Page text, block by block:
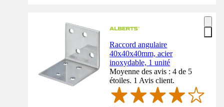
Raccord angulaire
40x40x40mm, acier
inoxydable, 1 unité
Moyenne des avis : 4 de 5
étoiles. 1 Avis client.